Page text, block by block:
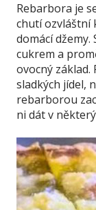
Rebarbora je
chutí ozvláštní
domácí
cukrem a
ovocný
sladkých jídel,
rebarborou
ni dát v